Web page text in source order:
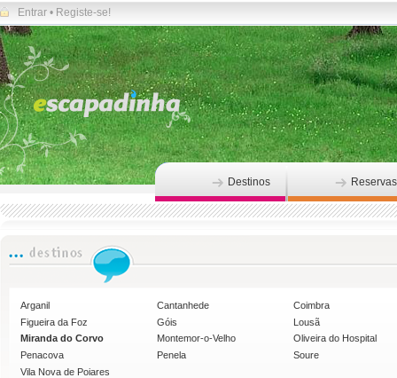
Entrar • Registe-se!
Destinos Reservas
Arganil Cantanhede
Coimbra
Figueira da Foz
Góis
Lousã
Miranda do Corvo
Montemor-o-Velho
Oliveira do Hospital
Penacova
Penela
Soure
Vila Nova de Poiares